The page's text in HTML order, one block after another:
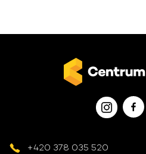
+420 378 035 520